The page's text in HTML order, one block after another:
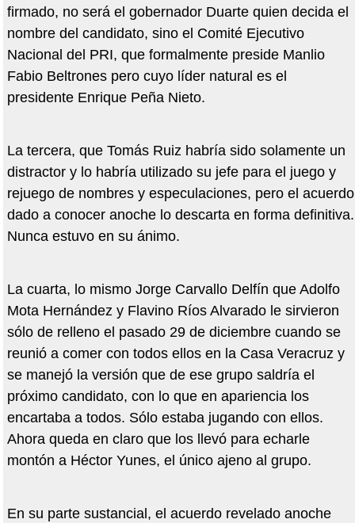
firmado, no será el gobernador Duarte quien decida el
nombre del candidato, sino el Comité Ejecutivo
Nacional del PRI, que formalmente preside Manlio
Fabio Beltrones pero cuyo líder natural es el
presidente Enrique Peña Nieto.
La tercera, que Tomás Ruiz habría sido solamente un
distractor y lo habría utilizado su jefe para el juego y
rejuego de nombres y especulaciones, pero el acuerdo
dado a conocer anoche lo descarta en forma definitiva.
Nunca estuvo en su ánimo.
La cuarta, lo mismo Jorge Carvallo Delfín que Adolfo
Mota Hernández y Flavino Ríos Alvarado le sirvieron
sólo de relleno el pasado 29 de diciembre cuando se
reunió a comer con todos ellos en la Casa Veracruz y
se manejó la versión que de ese grupo saldría el
próximo candidato, con lo que en apariencia los
encartaba a todos. Sólo estaba jugando con ellos.
Ahora queda en claro que los llevó para echarle
montón a Héctor Yunes, el único ajeno al grupo.
En su parte sustancial, el acuerdo revelado anoche